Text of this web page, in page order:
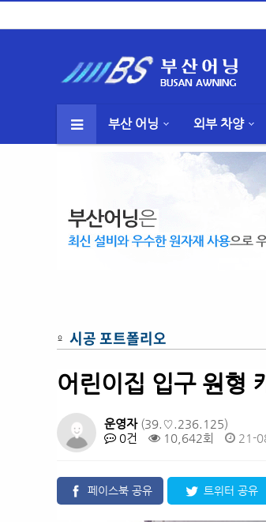
부산 어닝 외부 차양
º 시공 포트폴리오
어린이집 입구 원형
운영자(39.♡.236.125)
0건
10,642회 21-
페이스북 공유 트위터 공유